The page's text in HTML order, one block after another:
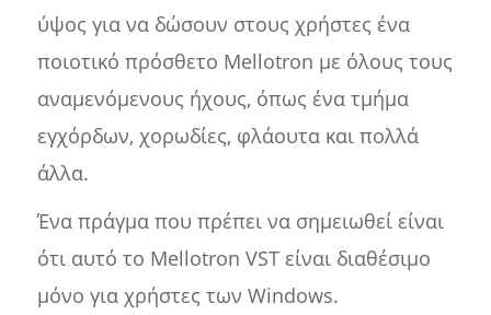
ύψος για να δώσουν στους χρήστες ένα
ποιοτικό πρόσθετο Mellotron με όλους τους
αναμενόμενους ήχους, όπως ένα τμήμα
εγχόρδων, χορωδίες, φλάουτα και πολλά
άλλα.
Ένα πράγμα που πρέπει να σημειωθεί είναι
ότι αυτό το Mellotron VST είναι διαθέσιμο
μόνο για χρήστες των Windows.